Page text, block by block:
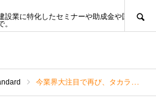
業に特化したセミナーや助成金や国策、法
今業界大注目で再び、タカラスタンダード支社長自ら渾身のホーローカット施工！？ プレゼンテーション